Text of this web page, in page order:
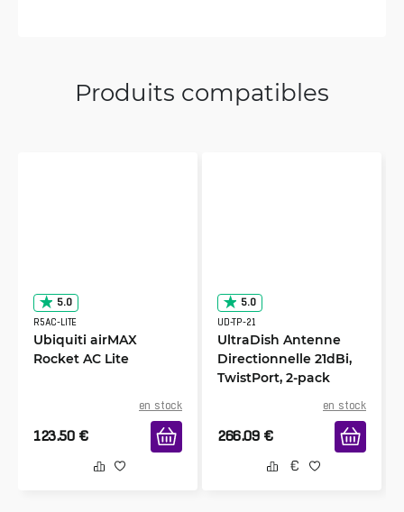
Produits compatibles
5.0
R5AC-LITE
Ubiquiti airMAX
Rocket AC Lite
en stock
123.50 €
5.0
UD-TP-21
UltraDish Antenne
Directionnelle 21dBi,
TwistPort, 2-pack
en stock
266.09 €